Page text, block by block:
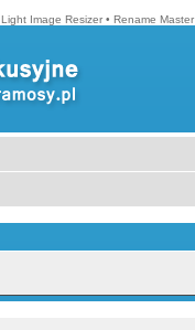
Light Image Resizer • Rename Master